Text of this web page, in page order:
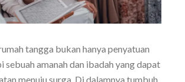
tangga bukan hanya penyatuan
sebuah amanah dan ibadah yang dapat
menuju surga. Di dalamnya tumbuh